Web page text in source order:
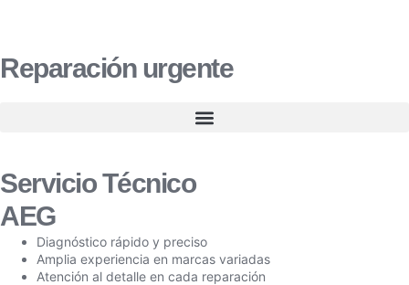
Reparación urgente
Servicio Técnico
AEG
Diagnóstico rápido y preciso
Amplia experiencia en marcas variadas
Atención al detalle en cada reparación